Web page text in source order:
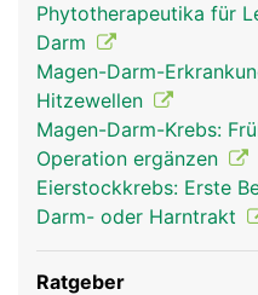
Kopf Links Mann
Phytotherapeutika für
Darm
Magen-Darm-
Hitzewellen
Magen-Darm-Krebs:
Operation ergänzen
Eierstockkrebs: Erste
Darm- oder Harntrakt
Ratgeber